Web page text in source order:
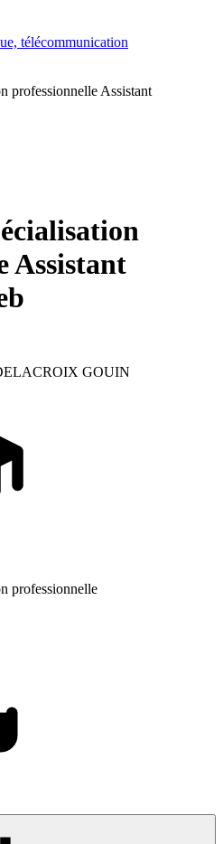
télécommunication
professionnelle Assistant
Assistant
GOUIN
professionnelle